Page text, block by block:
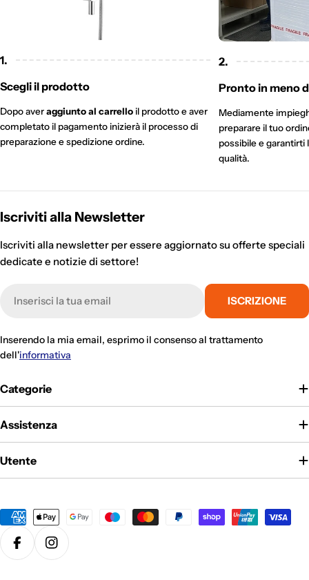
1.
Scegli il prodotto
Dopo averaggiunto al carrello il prodotto e aver
completato il pagamento inizierà il processo di
preparazione e spedizione ordine.
2.
Pronto in meno
Mediamente
preparare il tuo
possibile e garantirti
qualità.
Categorie
Assistenza
Utente
Iscriviti alla Newsletter
Iscriviti alla newsletter per essere aggiornato su offerte speciali
dedicate e notizie di settore!
mail
ISCRIZIONE
Inserendo la mia email, esprimo il consenso al trattamento
dell'informativa
Metodi
di
pagamento
FacebookInstagram